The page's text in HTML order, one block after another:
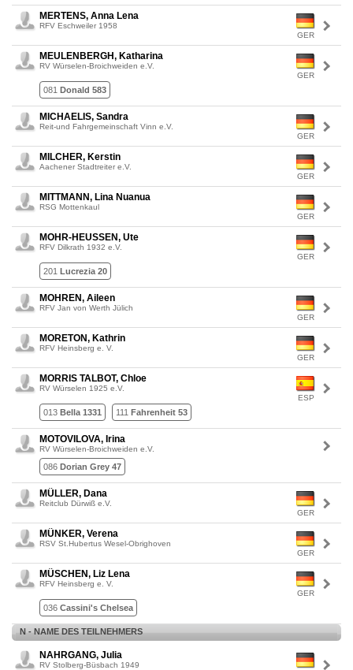
GER
MERTENS, Anna Lena
RFV Eschweiler 1958
GER
MEULENBERGH, Katharina
RV Würselen-Broichweiden e.V.
081 Donald 583
GER
MICHAELIS, Sandra
Reit-und Fahrgemeinschaft Vinn e.V.
GER
MILCHER, Kerstin
Aachener Stadtreiter e.V.
GER
MITTMANN, Lina Nuanua
RSG Mottenkaul
GER
MOHR-HEUSSEN, Ute
RFV Dilkrath 1932 e.V.
201 Lucrezia 20
GER
MOHREN, Aileen
RFV Jan von Werth Jülich
GER
MORETON, Kathrin
RFV Heinsberg e. V.
ESP
MORRIS TALBOT, Chloe
RV Würselen 1925 e.V.
013 Bella 1331 111 Fahrenheit 53
MOTOVILOVA, Irina
RV Würselen-Broichweiden e.V.
086 Dorian Grey 47
GER
MÜLLER, Dana
Reitclub Dürwiß e.V.
GER
MÜNKER, Verena
RSV St.Hubertus Wesel-Obrighoven
GER
MÜSCHEN, Liz Lena
RFV Heinsberg e. V.
036 Cassini's Chelsea
N - NAME DES TEILNEHMERS
NAHRGANG, Julia
RV Stolberg-Büsbach 1949